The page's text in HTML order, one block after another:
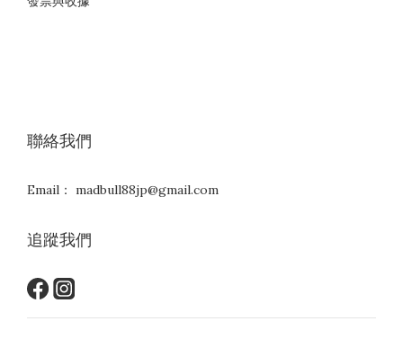
享一下阿!
※硬式球模特兒
軟式球：
聯絡我們
Email： madbull88jp@gmail.com
追蹤我們